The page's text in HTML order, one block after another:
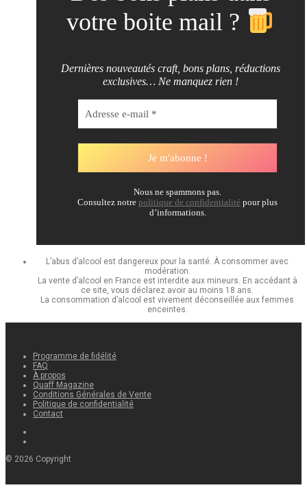
votre boite mail ?
Dernières nouveautés craft, bons plans, réductions
exclusives… Ne manquez rien !
Nous ne spammons pas.
Consultez notre politique de confidentialité pour plus
d’informations.
L’abus d’alcool est dangereux pour la santé. À consommer avec
modération.
La vente d’alcool en France est interdite aux mineurs. En accédant à
ce site, vous déclarez avoir au moins 18 ans.
La consommation d’alcool est vivement déconseillée aux femmes
enceintes.
Programme de fidélité
FAQ
À propos
Quaff Magazine
Conditions Générales de Vente
Politique de confidentialité
Contact
© 2026 Copyright